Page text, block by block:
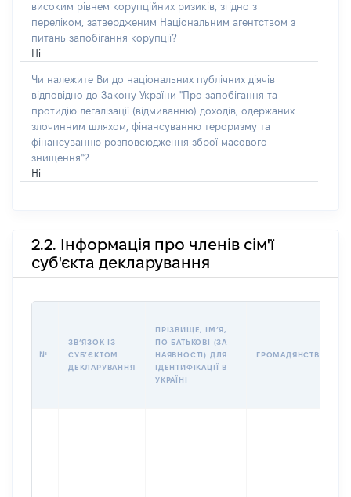
високим рівнем корупційних ризиків, згідно з
переліком, затвердженим Національним агентством з
питань запобігання корупції?
Ні
Чи належите Ви до національних публічних діячів
відповідно до Закону України "Про запобігання та
протидію легалізації (відмиванню) доходів, одержаних
злочинним шляхом, фінансуванню тероризму та
фінансуванню розповсюдження зброї масового
знищення"?
Ні
2.2. Інформація про членів сім'ї
суб'єкта декларування
№
ЗВʼЯЗОК ІЗ
СУБʼЄКТОМ
ДЕКЛАРУВАННЯ
ПРІЗВИЩЕ, ІМʼЯ,
ПО БАТЬКОВІ (ЗА
НАЯВНОСТІ) ДЛЯ
ІДЕНТИФІКАЦІЇ В
УКРАЇНІ
ГРОМАДЯНСТВО